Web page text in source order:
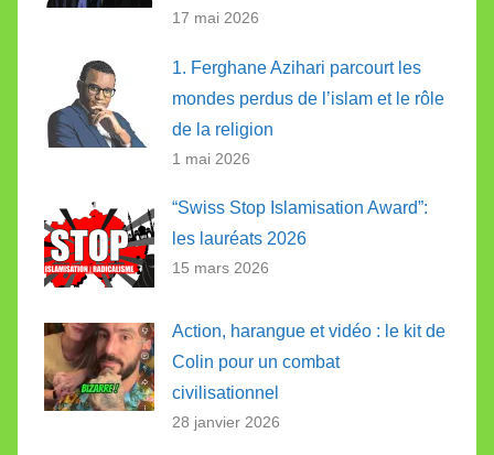
17 mai 2026
1. Ferghane Azihari parcourt les
mondes perdus de l’islam et le rôle
de la religion
1 mai 2026
“Swiss Stop Islamisation Award”:
les lauréats 2026
15 mars 2026
Action, harangue et vidéo : le kit de
Colin pour un combat
civilisationnel
28 janvier 2026